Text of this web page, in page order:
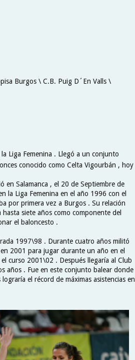
Burgos \ C.B. Puig D´En Valls \
Liga Femenina . Llegó a un conjunto
conocido como Celta Vigourbán , hoy
en Salamanca , el 20 de Septiembre de
la Liga Femenina en el año 1996 con el
por primera vez a Burgos . Su relación
siete años como componente del
el baloncesto .
1997\98 . Durante cuatro años militó
2001 para jugar durante un año en el
curso 2001\02 . Después llegaría al Club
años . Fue en este conjunto balear donde
el récord de máximas asistencias en